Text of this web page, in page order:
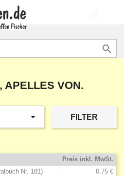

APELLES VON.
 FILTER
Preis inkl. MwSt.
Nr. 181)
0,75 €